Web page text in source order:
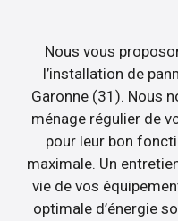
Nous vous
l’installation de
Garonne (31). Nous
ménage régulier de
pour leur bon
maximale. Un
vie de vos
optimale d’énergie